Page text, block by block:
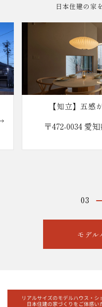
日本住建の家
【知立】五感
〒472-0034 愛
03
モデル